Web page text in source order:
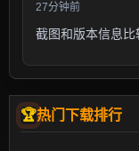
27分钟前
截图和版本信息比
热门下载排行